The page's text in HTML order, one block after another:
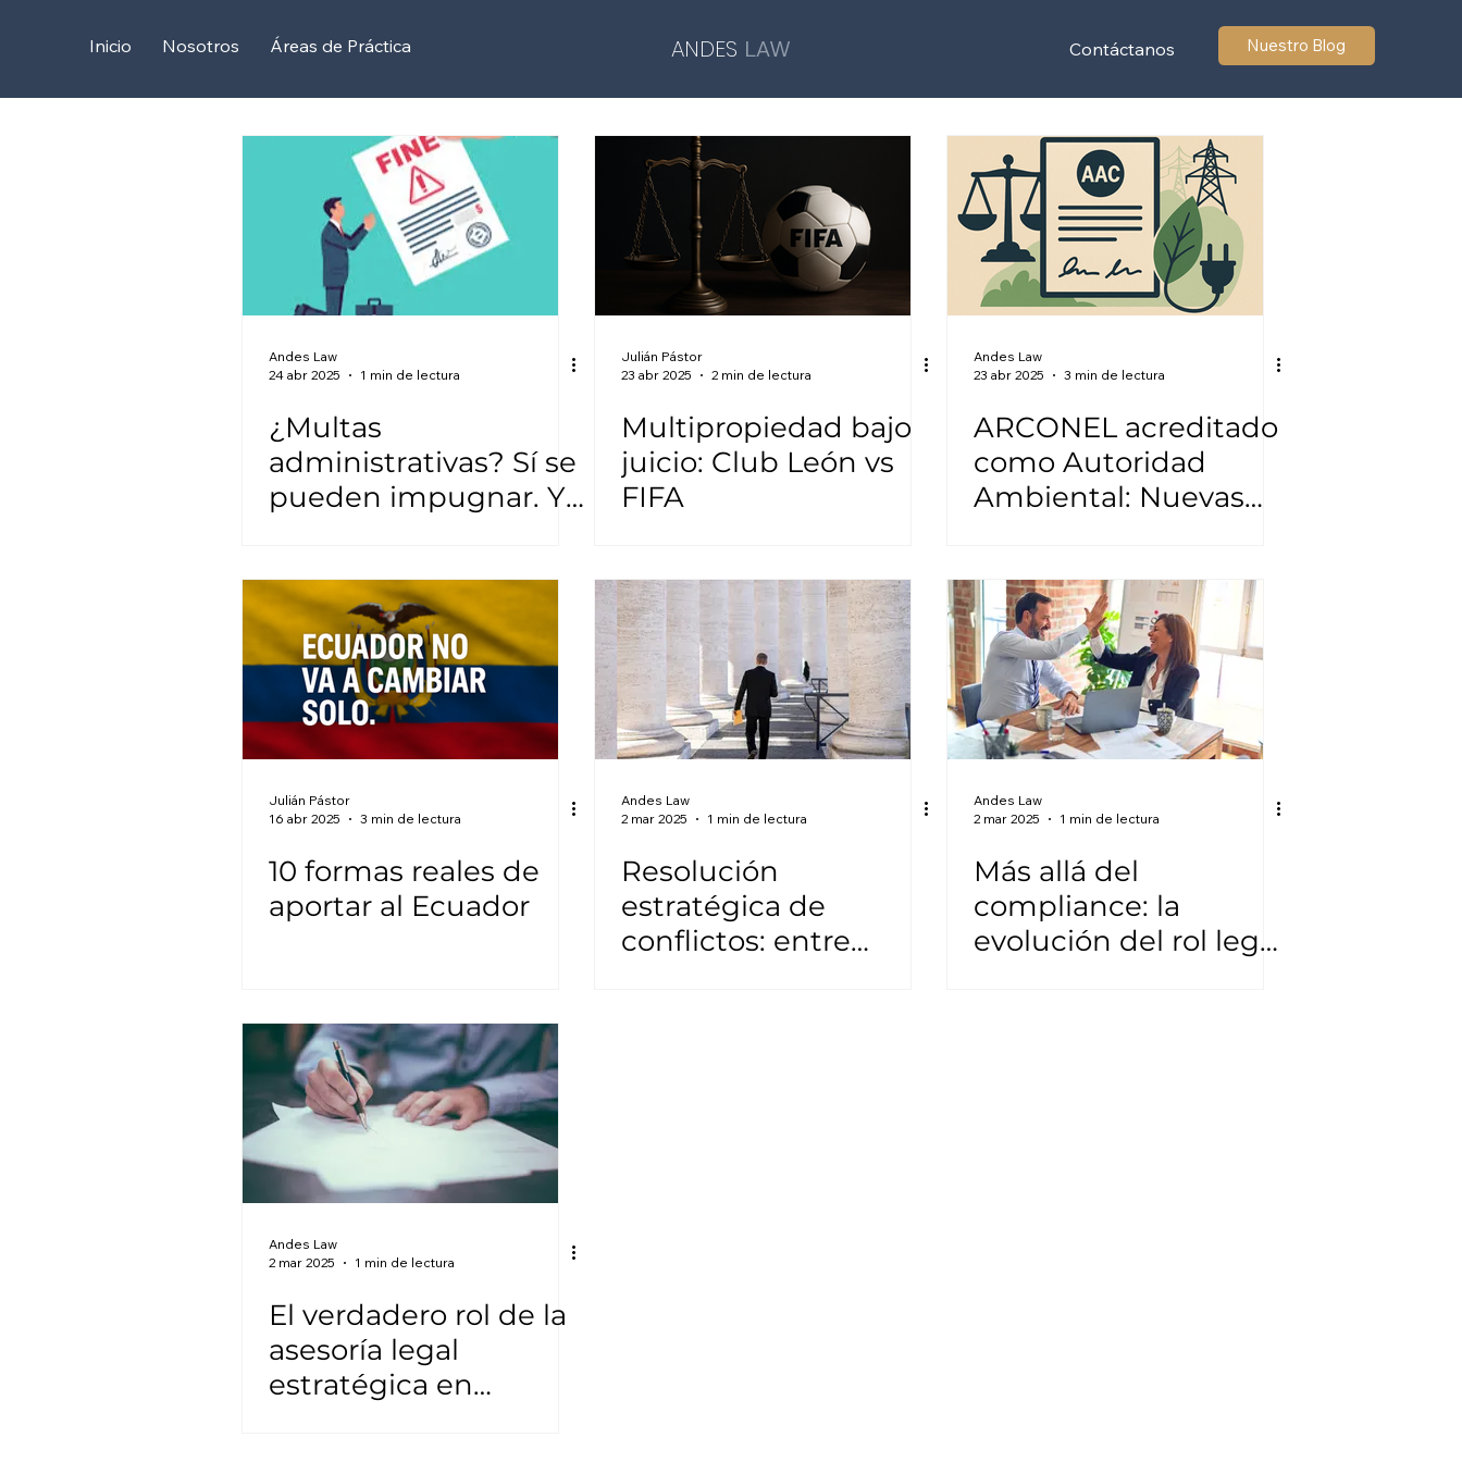
ANDES LAW
Inicio Nosotros Áreas de Práctica Nuestro Blog
Contáctanos
Andes Law
24 abr 2025
1 min de lectura
¿Multas
administrativas? Sí se
pueden impugnar. Y
Julián Pástor
23 abr 2025
2 min de lectura
Multipropiedad bajo
juicio: Club León vs
FIFA
Andes Law
23 abr 2025
3 min de lectura
ARCONEL acreditado
como Autoridad
Ambiental: Nuevas
eléctrico en Ecuador
Julián Pástor
16 abr 2025
3 min de lectura
10 formas reales de
aportar al Ecuador
Andes Law
2 mar 2025
1 min de lectura
Resolución
estratégica de
conflictos: entre
Andes Law
2 mar 2025
1 min de lectura
Más allá del
compliance: la
evolución del rol legal
Andes Law
2 mar 2025
1 min de lectura
El verdadero rol de la
asesoría legal
estratégica en